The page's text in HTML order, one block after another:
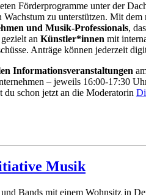
Förderprogramme unter der
zu unterstützen. Mit dem
und Musik-Professionals,
an Künstler*innen mit
Anträge können jederzeit
Informationsveranstaltungen
– jeweils 16:00-17:30
du schon jetzt an die Moderatorin
Musik
Bands mit einem Wohnsitz in